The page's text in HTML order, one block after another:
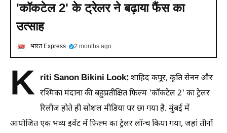
'कॉकटेल 2' के ट्रेलर ने बढ़ाया फैंस का
उत्साह
भारत Express 2 months ago
K riti Sanon Bikini Look:शाहिद कपूर, कृति सेनन और
रश्मिका मंदाना की बहुप्रतीक्षित फिल्म 'कॉकटेल 2' का ट्रेलर
रिलीज होते ही सोशल मीडिया पर छा गया है. मुंबई में
आयोजित एक भव्य इवेंट में फिल्म का ट्रेलर लॉन्च किया गया, जहां तीनों